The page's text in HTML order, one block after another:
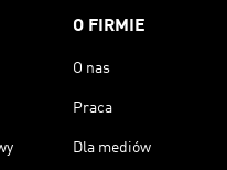
O FIRMIE
O nas
Praca
Dla mediów